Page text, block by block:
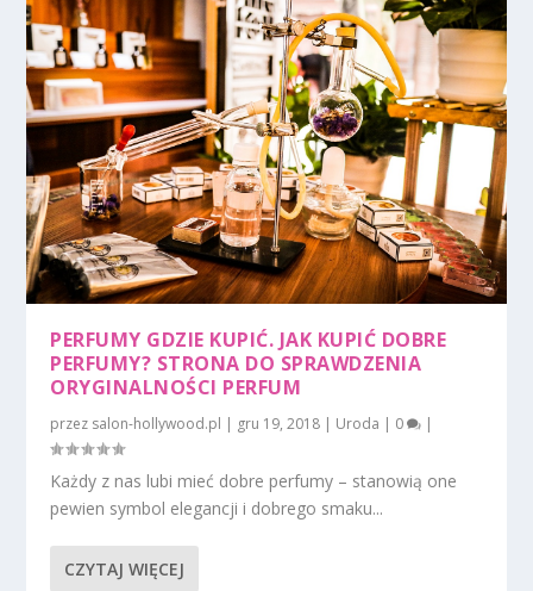
PERFUMY GDZIE KUPIĆ. JAK KUPIĆ DOBRE
PERFUMY? STRONA DO SPRAWDZENIA
ORYGINALNOŚCI PERFUM
przez salon-hollywood.pl | gru 19, 2018 | Uroda | 0 |
Każdy z nas lubi mieć dobre perfumy – stanowią one
pewien symbol elegancji i dobrego smaku...
CZYTAJ WIĘCEJ